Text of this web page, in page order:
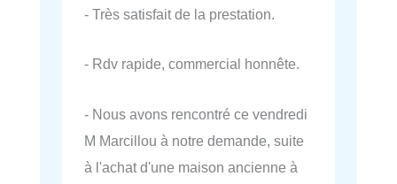
- Très satisfait de la prestation.
- Rdv rapide, commercial honnête.
- Nous avons rencontré ce vendredi
M Marcillou à notre demande, suite
à l'achat d'une maison ancienne à